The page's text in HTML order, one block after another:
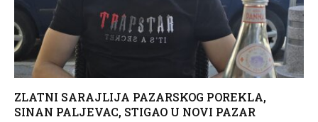
ZLATNI SARAJLIJA PAZARSKOG POREKLA,
SINAN PALJEVAC, STIGAO U NOVI PAZAR